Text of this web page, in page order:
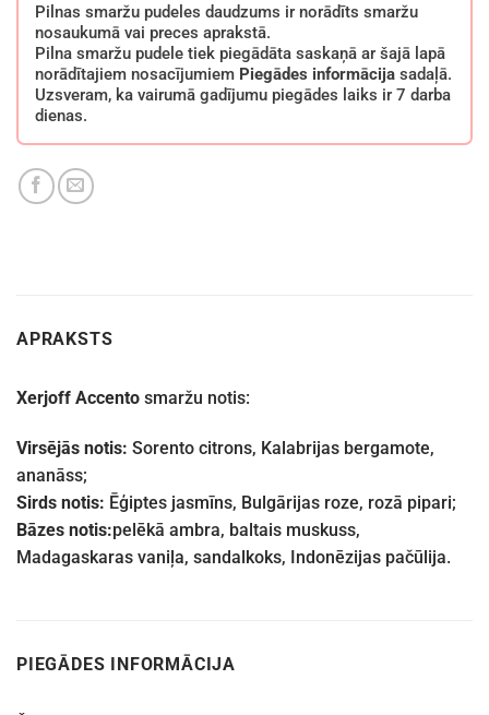
Pilnas smaržu pudeles daudzums ir norādīts smaržu
nosaukumā vai preces aprakstā.
Pilna smaržu pudele tiek piegādāta saskaņā ar šajā lapā
norādītajiem nosacījumiem Piegādes informācija sadaļā.
Uzsveram, ka vairumā gadījumu piegādes laiks ir 7 darba
dienas.
APRAKSTS
Xerjoff Accento smaržu notis:
Virsējās notis: Sorento citrons, Kalabrijas bergamote,
ananāss;
Sirds notis: Ēģiptes jasmīns, Bulgārijas roze, rozā pipari;
Bāzes notis:pelēkā ambra, baltais muskuss,
Madagaskaras vaniļa, sandalkoks, Indonēzijas pačūlija.
PIEGĀDES INFORMĀCIJA